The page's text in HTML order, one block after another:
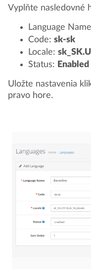
Vyplňte nasledovné
Language
Code: sk-sk
Locale:
Status: Enabled
Uložte nastavenia
pravo hore.